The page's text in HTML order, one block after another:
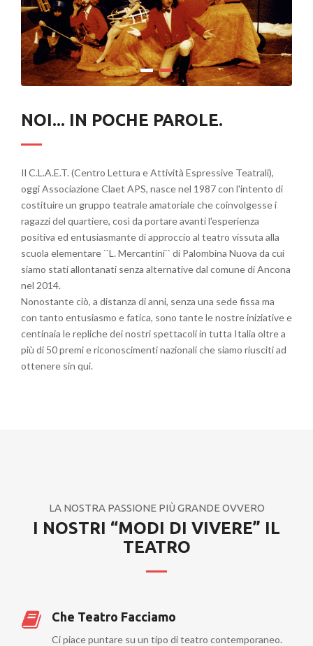
NOI... IN POCHE PAROLE.
Il C.L.A.E.T. (Centro Lettura e Attività Espressive Teatrali),
oggi Associazione Claet APS, nasce nel 1987 con l'intento di
costituire un gruppo teatrale amatoriale che coinvolgesse i
ragazzi del quartiere, così da portare avanti l'esperienza
positiva ed entusiasmante di approccio al teatro vissuta alla
scuola elementare ``L. Mercantini`` di Palombina Nuova da cui
siamo stati allontanati senza alternative dal comune di Ancona
nel 2014.
Nonostante ciò, a distanza di anni, senza una sede fissa ma
con tanto entusiasmo e fatica, sono tante le nostre iniziative e
centinaia le repliche dei nostri spettacoli in tutta Italia oltre a
più di 50 premi e riconoscimenti nazionali che siamo riusciti ad
ottenere sin qui.
LA NOSTRA PASSIONE PIÙ GRANDE OVVERO
I NOSTRI “MODI DI VIVERE” IL
TEATRO
Che Teatro Facciamo
Ci piace puntare su un tipo di teatro contemporaneo.